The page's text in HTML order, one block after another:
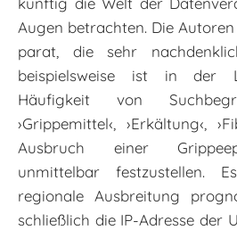
Augen betrachten. Die
parat, die sehr
beispielsweise ist in der
Häufigkeit von
›Grippemittel‹, ›Erkältung‹,
Ausbruch einer
unmittelbar festzustellen.
regionale Ausbreitung
schließlich die IP-Adresse der